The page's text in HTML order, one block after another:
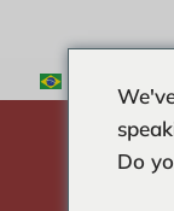
naar
-
Do